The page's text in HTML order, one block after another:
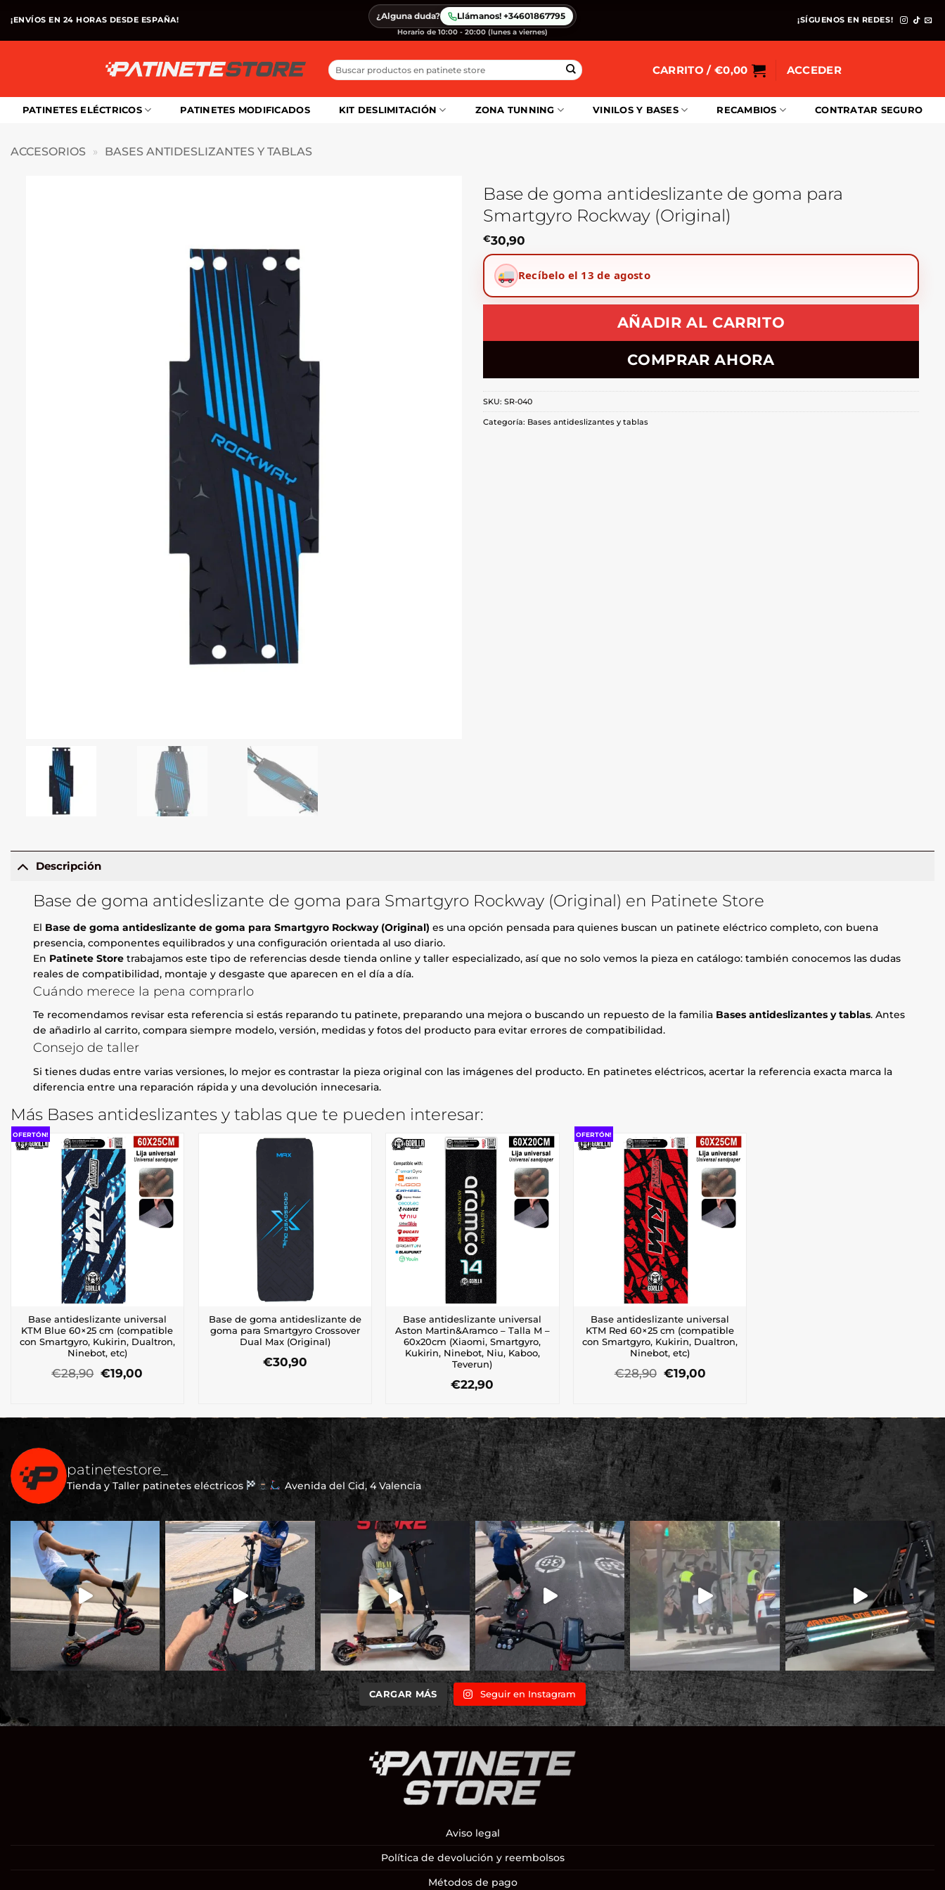
contenido
¡ENVÍOS EN 24 HORAS DESDE ESPAÑA! ¿Alguna duda? Llámanos! +34601867795
Horario de 10:00 - 20:00 (lunes a viernes)
¡SÍGUENOS EN REDES!
Buscar
por:
CARRITO / €0,00 ACCEDER
PATINETES ELÉCTRICOS PATINETES MODIFICADOS KIT DESLIMITACIÓN ZONA TUNNING VINILOS Y BASES RECAMBIOS CONTRATAR SEGURO
ACCESORIOS » BASES ANTIDESLIZANTES Y TABLAS
Base de goma antideslizante de goma para
Smartgyro Rockway (Original)
€30,90
Recíbelo el 13 de agosto
AÑADIR AL CARRITO
COMPRAR AHORA
SKU: SR-040
Categoría: Bases antideslizantes y tablas
Descripción
Base de goma antideslizante de goma para Smartgyro Rockway (Original) en Patinete Store
El Base de goma antideslizante de goma para Smartgyro Rockway (Original) es una opción pensada para quienes buscan un patinete eléctrico completo, con buena
presencia, componentes equilibrados y una configuración orientada al uso diario.
En Patinete Store trabajamos este tipo de referencias desde tienda online y taller especializado, así que no solo vemos la pieza en catálogo: también conocemos las dudas
reales de compatibilidad, montaje y desgaste que aparecen en el día a día.
Cuándo merece la pena comprarlo
Te recomendamos revisar esta referencia si estás reparando tu patinete, preparando una mejora o buscando un repuesto de la familia Bases antideslizantes y tablas. Antes
de añadirlo al carrito, compara siempre modelo, versión, medidas y fotos del producto para evitar errores de compatibilidad.
Consejo de taller
Si tienes dudas entre varias versiones, lo mejor es contrastar la pieza original con las imágenes del producto. En patinetes eléctricos, acertar la referencia exacta marca la
diferencia entre una reparación rápida y una devolución innecesaria.
Más Bases antideslizantes y tablas que te pueden interesar:
OFERTÓN!
Base antideslizante universal
KTM Blue 60×25 cm (compatible
con Smartgyro, Kukirin, Dualtron,
Ninebot, etc)
€28,90 El
€28,90.
€19,00
€19,00.
Base de goma antideslizante de
goma para Smartgyro Crossover
Dual Max (Original)
€30,90
Base antideslizante universal
Aston Martin&Aramco – Talla M –
60x20cm (Xiaomi, Smartgyro,
Kukirin, Ninebot, Niu, Kaboo,
Teverun)
€22,90
OFERTÓN!
Base antideslizante universal
KTM Red 60×25 cm (compatible
con Smartgyro, Kukirin, Dualtron,
Ninebot, etc)
€28,90 El
€28,90.
€19,00El
€19,00.
patinetestore_
Tienda y Taller patinetes eléctricos Avenida del Cid, 4 Valencia
CARGAR MÁS Seguir en Instagram
Aviso legal
Política de devolución y reembolsos
Métodos de pago